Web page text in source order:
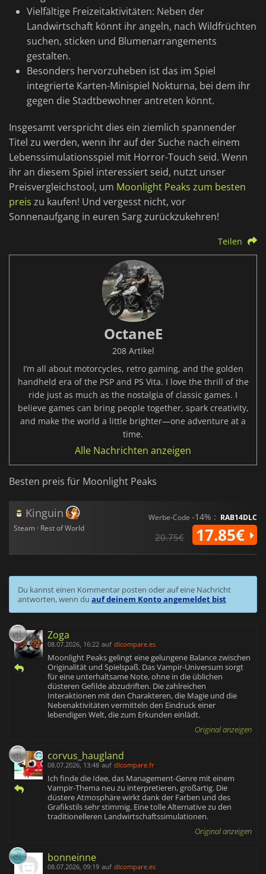
Vielfältige Freizeitaktivitäten: Neben der
Landwirtschaft könnt ihr angeln, nach Wildfrüchten
suchen, sticken und Blumenarrangements
gestalten.
Besonders hervorzuheben ist das im Spiel
integrierte Karten-Minispiel Nokturna, bei dem ihr
gegen die Stadtbewohner antreten könnt.
Insgesamt verspricht dies ein ziemlich spannender
Titel zu werden, wenn ihr auf der Suche nach einem
Lebenssimulationsspiel mit Horror-Touch seid. Wenn
ihr an diesem Spiel interessiert seid, nutzt unser
Preisvergleichstool, um Moonlight Peaks zum besten
preis zu kaufen! Und vergesst nicht, vor
Sonnenaufgang in euren Sarg zurückzukehren!
Teilen
OctaneE
208 Artikel
I’m all about motorcycles, retro gaming, and the golden
handheld era of the PSP and PS Vita. I love the thrill of the
ride just as much as the nostalgia of classic games. I
believe games can bring people together, spark creativity,
and make the world a little brighter—one adventure at a
time.
Alle Nachrichten anzeigen
Besten preis für Moonlight Peaks
Kinguin
Steam · Rest of World
Werbe-Code -14% : RAB14DLC
20.75€ 17.85€
Du kannst einen Kommentar posten oder auf eine Nachricht
antworten, wenn du auf deinem Konto angemeldet bist
Zoga
08.07.2026, 16:22 auf dlcompare.es
Moonlight Peaks gelingt eine gelungene Balance zwischen
Originalität und Spielspaß. Das Vampir-Universum sorgt
für eine unterhaltsame Note, ohne in die üblichen
düsteren Gefilde abzudriften. Die zahlreichen
Interaktionen mit den Charakteren, die Magie und die
Nebenaktivitäten vermitteln den Eindruck einer
lebendigen Welt, die zum Erkunden einlädt.
Original anzeigen
corvus_haugland
08.07.2026, 13:48 auf dlcompare.fr
Ich finde die Idee, das Management-Genre mit einem
Vampir-Thema neu zu interpretieren, großartig. Die
düstere Atmosphäre wirkt dank der Farben und des
Grafikstils sehr stimmig. Eine tolle Alternative zu den
traditionelleren Landwirtschaftssimulationen.
Original anzeigen
bonneinne
08.07.2026, 09:19 auf dlcompare.es